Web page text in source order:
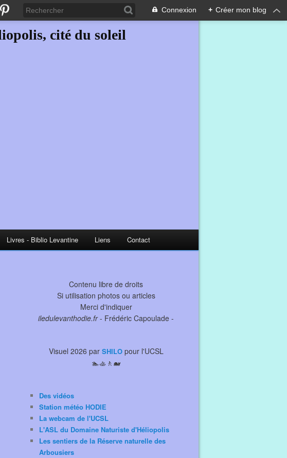
Connexion + Créer mon blog
cité du soleil
Livres - Biblio Levantine Liens Contact
Contenu libre de droits
Si utilisation photos ou articles
Merci d'indiquer
iledulevanthodie.fr- Frédéric Capoulade -
Visuel 2026 par SHILOpour l'UCSL
🏊🚣🚶🐋
Des vidéos
Station météo HODIE
La webcam de l'UCSL
L'ASL du Domaine Naturiste d'Héliopolis
Les sentiers de la Réserve naturelle des
Arbousiers